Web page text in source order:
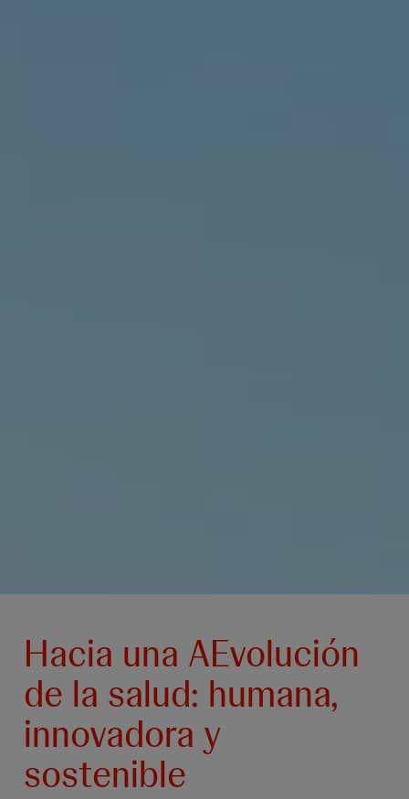
Hacia una AEvolución
de la salud: humana,
innovadora y
sostenible